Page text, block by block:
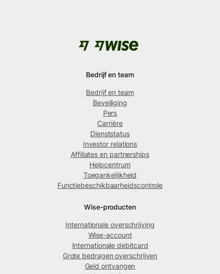
Bedrijf en team
Bedrijf en team
Beveiliging
Pers
Carrière
Dienststatus
Investor relations
Affiliates en partnerships
Helpcentrum
Toegankelijkheid
Functiebeschikbaarheidscontrole
Wise-producten
Internationale overschrijving
Wise-account
Internationale debitcard
Grote bedragen overschrijven
Geld ontvangen